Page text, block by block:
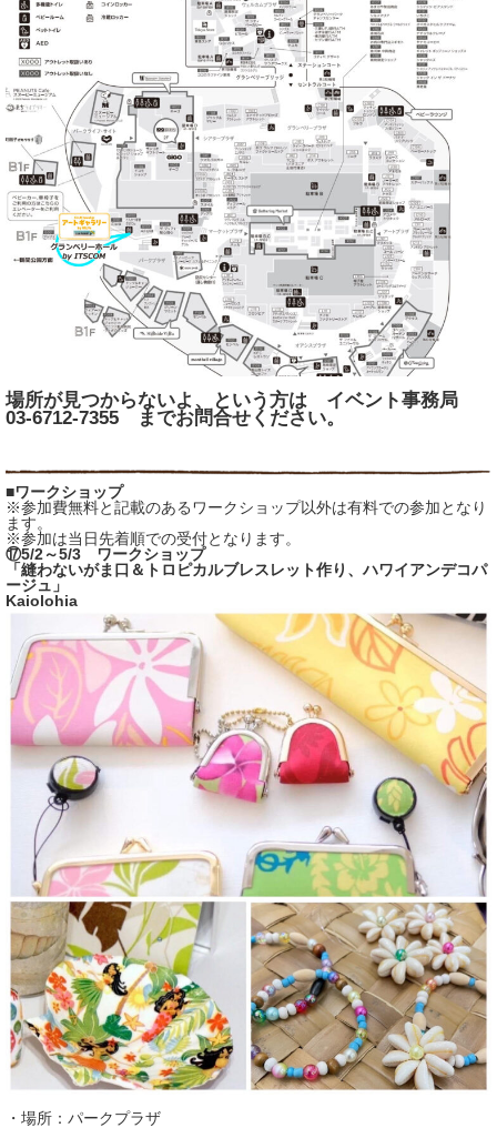
場所が見つからないよ、という方は イベント事務局
03-6712-7355 までお問合せください。
■ワークショップ
※参加費無料と記載のあるワークショップ以外は有料での参加となり
ます。
※参加は当日先着順での受付となります。
⑰5/2～5/3 ワークショップ
「縫わないがま口＆トロピカルブレスレット作り、ハワイアンデコパ
ージュ」
Kaiolohia
・場所：パークプラザ